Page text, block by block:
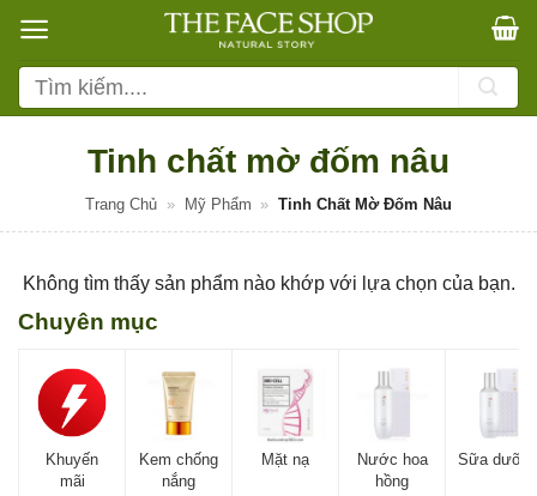
qua
nội
dung
Tìm
kiếm:
Tinh chất mờ đốm nâu
Trang Chủ » Mỹ Phẩm » Tinh Chất Mờ Đốm Nâu
Không tìm thấy sản phẩm nào khớp với lựa chọn của bạn.
Chuyên mục
Khuyến
mãi
Kem chống
nắng
Mặt nạ
Nước hoa
hồng
Sữa